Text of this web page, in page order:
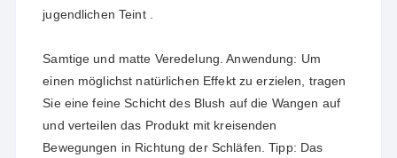
jugendlichen Teint .
Samtige und matte Veredelung. Anwendung: Um
einen möglichst natürlichen Effekt zu erzielen, tragen
Sie eine feine Schicht des Blush auf die Wangen auf
und verteilen das Produkt mit kreisenden
Bewegungen in Richtung der Schläfen. Tipp: Das